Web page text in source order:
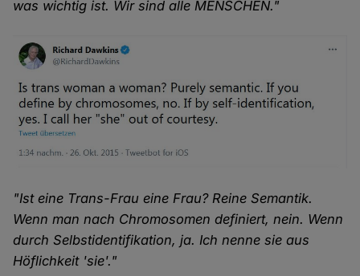
was wichtig ist. Wir sind alle MENSCHEN."
"Ist eine Trans-Frau eine Frau? Reine Semantik.
Wenn man nach Chromosomen definiert, nein. Wenn
durch Selbstidentifikation, ja. Ich nenne sie aus
Höflichkeit 'sie'."